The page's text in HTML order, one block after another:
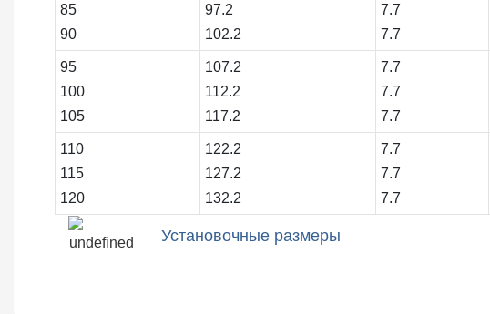
85
90
97.2
102.2
7.7
7.7
95
100
105
107.2
112.2
117.2
7.7
7.7
7.7
110
115
120
122.2
127.2
132.2
7.7
7.7
7.7
Установочные размеры